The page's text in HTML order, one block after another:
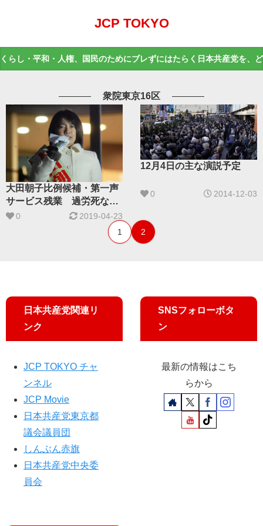
JCP TOKYO
くらし・平和・人権、国民のためにブレずにはたらく日本共産党を、
衆院東京16区
大田朝子比例候補・第一声
サービス残業 過労死なく
す0 2019-04-23
12月4日の主な演説予定
0 2014-12-03
1 2
日本共産党関連リ
ンク
JCP TOKYO チャ
ンネル
JCP Movie
日本共産党東京都
議会議員団
しんぶん赤旗
日本共産党中央委
員会
SNSフォローボタ
ン
最新の情報はこち
らから